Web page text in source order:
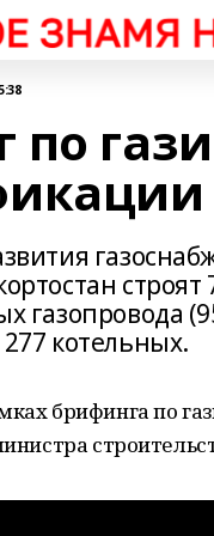
по
газопровода
котельных.
брифинга по